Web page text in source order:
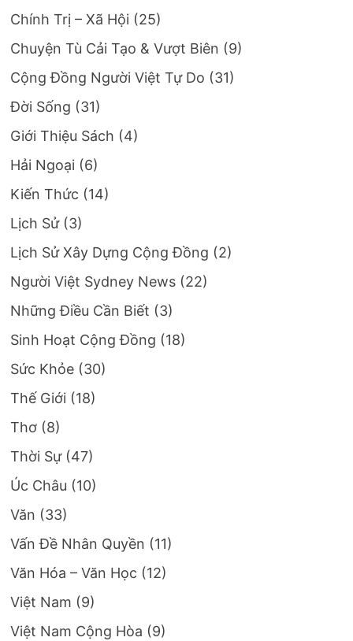
Chính Trị – Xã Hội (25)
Chuyện Tù Cải Tạo & Vượt Biên (9)
Cộng Đồng Người Việt Tự Do (31)
Đời Sống (31)
Giới Thiệu Sách (4)
Hải Ngoại (6)
Kiến Thức (14)
Lịch Sử(3)
Lịch Sử Xây Dựng Cộng Đồng (2)
Người Việt Sydney News (22)
Những Điều Cần Biết (3)
Sinh Hoạt Cộng Đồng (18)
Sức Khỏe (30)
Thế Giới (18)
Thơ (8)
Thời Sự(47)
Úc Châu (10)
Văn (33)
Vấn Đề Nhân Quyền (11)
Văn Hóa – Văn Học (12)
Việt Nam (9)
Việt Nam Cộng Hòa (9)